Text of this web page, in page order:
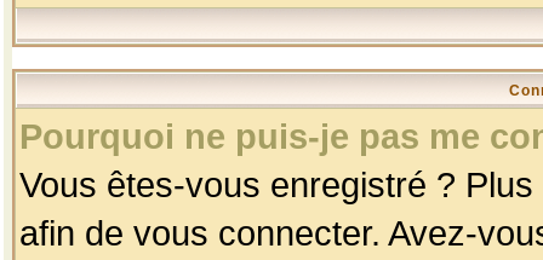
Pourquoi ne puis-je pas me
Vous êtes-vous enregistré ?
afin de vous connecter. Avez-